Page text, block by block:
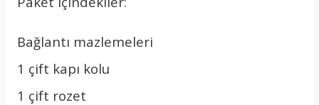
Bağlantı mazlemeleri
1 çift kapı kolu
1 çift rozet